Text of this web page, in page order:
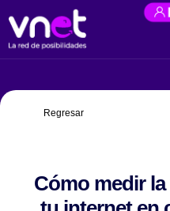
Regresar
Cómo medir